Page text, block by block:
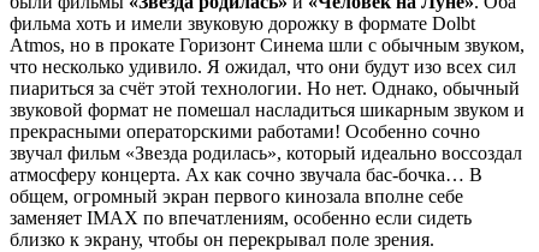
фильма хоть и имели звуковую дорожку в формате Dolbt
Atmos, но в прокате Горизонт Синема шли с обычным звуком,
что несколько удивило. Я ожидал, что они будут изо всех сил
пиариться за счёт этой технологии. Но нет. Однако, обычный
звуковой формат не помешал насладиться шикарным звуком и
прекрасными операторскими работами! Особенно сочно
звучал фильм «Звезда родилась», который идеально воссоздал
атмосферу концерта. Ах как сочно звучала бас-бочка… В
общем, огромный экран первого кинозала вполне себе
заменяет IMAX по впечатлениям, особенно если сидеть
близко к экрану, чтобы он перекрывал поле зрения.